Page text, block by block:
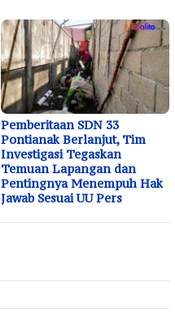
Pemberitaan SDN 33
Pontianak Berlanjut, Tim
Investigasi Tegaskan
Temuan Lapangan dan
Pentingnya Menempuh Hak
Jawab Sesuai UU Pers